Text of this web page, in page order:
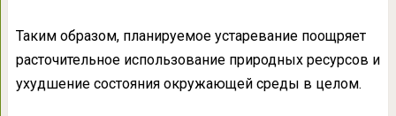
Таким образом, планируемое устаревание поощряет
расточительное использование природных ресурсов и
ухудшение состояния окружающей среды в целом.